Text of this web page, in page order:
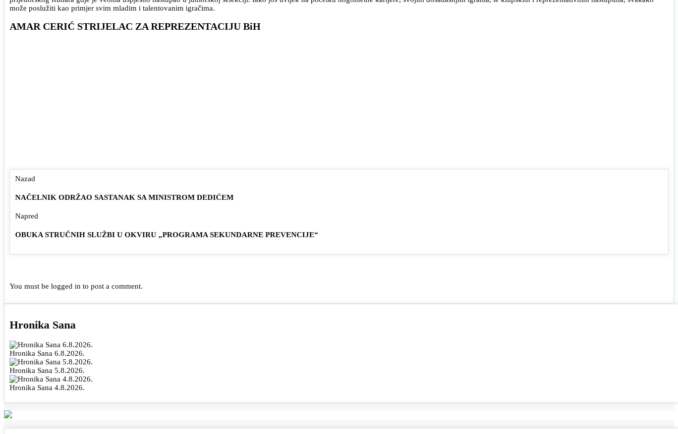
može poslužiti kao primjer svim mladim i talentovanim igračima.
AMAR CERIĆ STRIJELAC ZA REPREZENTACIJU BiH
Nazad
NAČELNIK ODRŽAO SASTANAK SA MINISTROM DEDIĆEM
Napred
OBUKA STRUČNIH SLUŽBI U OKVIRU „PROGRAMA SEKUNDARNE PREVENCIJE“
You must be logged in to post a comment.
Hronika Sana
Hronika Sana 6.8.2026.
Hronika Sana 5.8.2026.
Hronika Sana 4.8.2026.